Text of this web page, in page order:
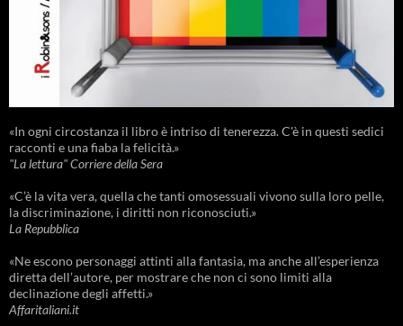
«In ogni circostanza il libro è intriso di tenerezza. C'è in questi sedici
racconti e una fiaba la felicità.»
"La lettura" Corriere della Sera
«C’è la vita vera, quella che tanti omosessuali vivono sulla loro pelle,
la discriminazione, i diritti non riconosciuti.»
La Repubblica
«Ne escono personaggi attinti alla fantasia, ma anche all’esperienza
diretta dell’autore, per mostrare che non ci sono limiti alla
declinazione degli affetti.»
Affaritaliani.it